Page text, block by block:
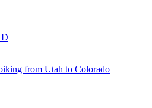
from Utah to Colorado